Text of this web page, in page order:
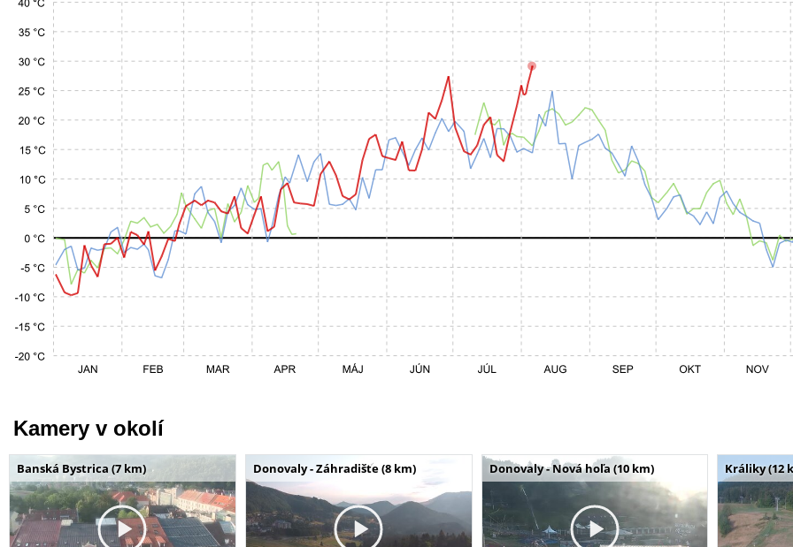
Kamery v okolí
Banská Bystrica (7 km) Donovaly - Záhradište (8 km) Donovaly - Nová hoľa (10 km) Králiky (12